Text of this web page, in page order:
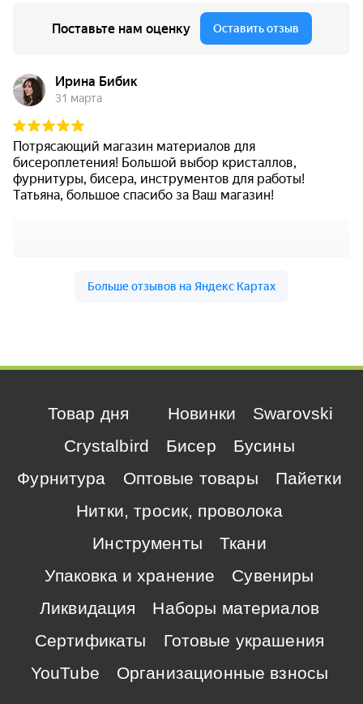
Товар дня Новинки
Swarovski
Crystalbird
Бисер
Бусины
Фурнитура
Оптовые товары
Пайетки
Нитки, тросик, проволока
Инструменты
Ткани
Упаковка и хранение
Сувениры
Ликвидация
Наборы материалов
Сертификаты
Готовые украшения
YouTube
Организационные взносы